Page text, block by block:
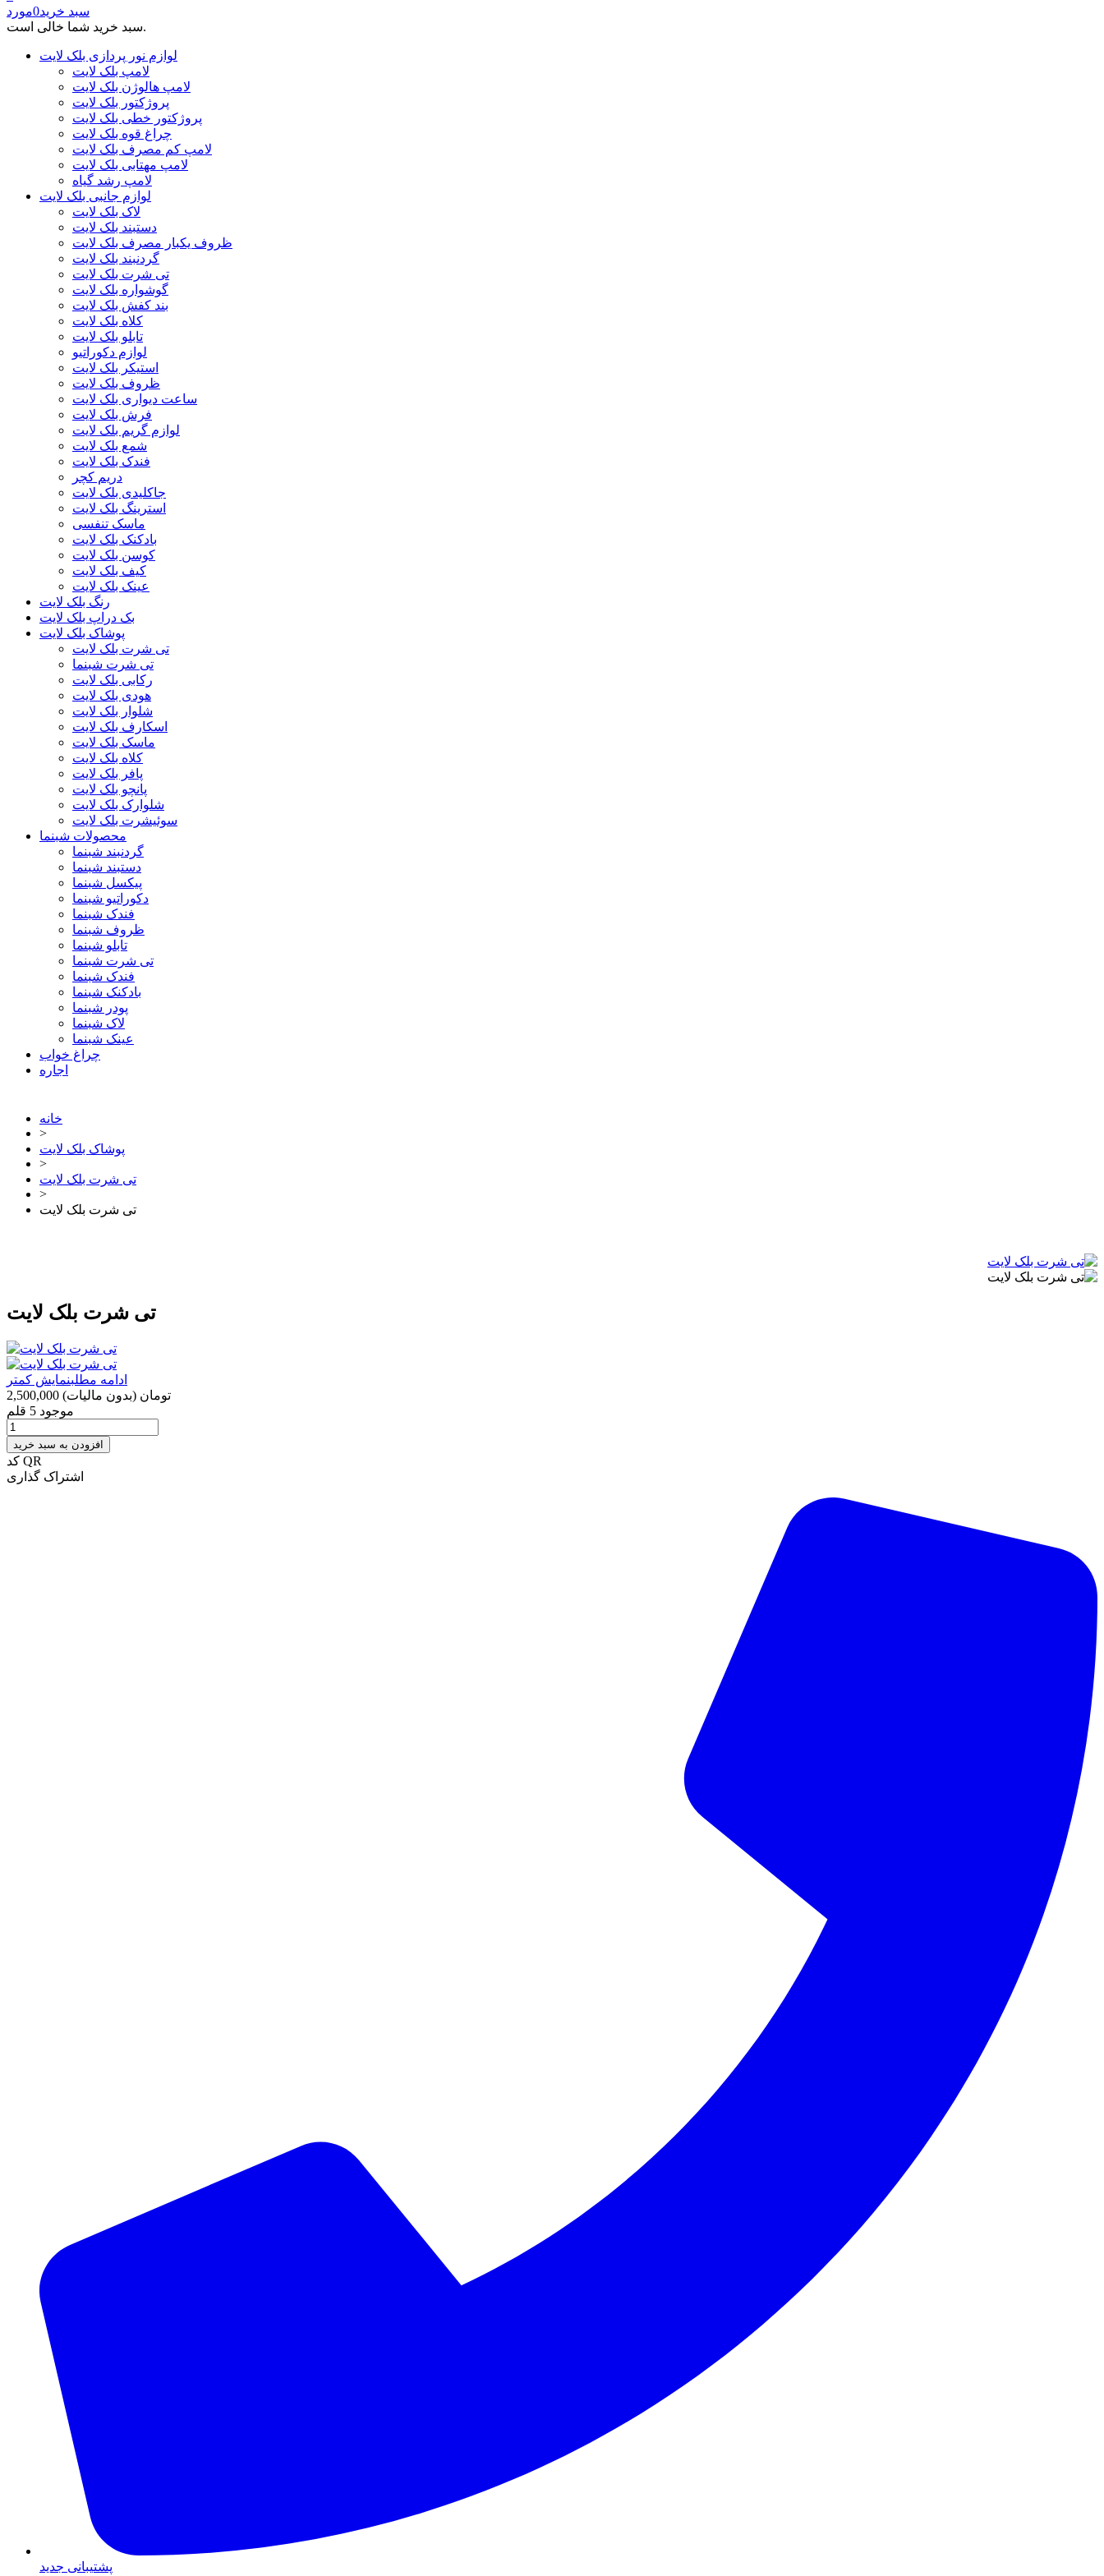
سبد خرید0مورد
سبد خرید شما خالی است.
لوازم نور پردازی بلک لایت
لامپ بلک لایت
لامپ هالوژن بلک لایت
پروژکتور بلک لایت
پروژکتور خطی بلک لایت
چراغ قوه بلک لایت
لامپ کم مصرف بلک لایت
لامپ مهتابی بلک لایت
لامپ رشد گیاه
لوازم جانبی بلک لایت
لاک بلک لایت
دستبند بلک لایت
ظروف یکبار مصرف بلک لایت
گردنبند بلک لایت
تی شرت بلک لایت
گوشواره بلک لایت
بند کفش بلک لایت
کلاه بلک لایت
تابلو بلک لایت
لوازم دکوراتیو
استیکر بلک لایت
ظروف بلک لایت
ساعت دیواری بلک لایت
فرش بلک لایت
لوازم گریم بلک لایت
شمع بلک لایت
فندک بلک لایت
دریم کچر
جاکلیدی بلک لایت
استرینگ بلک لایت
ماسک تنفسی
بادکنک بلک لایت
کوسن بلک لایت
کیف بلک لایت
عینک بلک لایت
رنگ بلک لایت
بک دراپ بلک لایت
پوشاک بلک لایت
تی شرت بلک لایت
تی شرت شبنما
رکابی بلک لایت
هودی بلک لایت
شلوار بلک لایت
اسکارف بلک لایت
ماسک بلک لایت
کلاه بلک لایت
پافر بلک لایت
پانچو بلک لایت
شلوارک بلک لایت
سوئیشرت بلک لایت
محصولات شبنما
گردنبند شبنما
دستبند شبنما
پیکسل شبنما
دکوراتیو شبنما
فندک شبنما
ظروف شبنما
تابلو شبنما
تی شرت شبنما
فندک شبنما
بادکنک شبنما
پودر شبنما
لاک شبنما
عینک شبنما
چراغ خواب
اجاره
خانه
>
پوشاک بلک لایت
>
تی شرت بلک لایت
>
تی شرت بلک لایت
تی شرت بلک لایت
ادامه مطلبنمایش کمتر
2,500,000 تومان (بدون مالیات)
موجود 5 قلم
افزودن به سبد خرید
کد QR
اشتراک گذاری
پشتیبانی جدید